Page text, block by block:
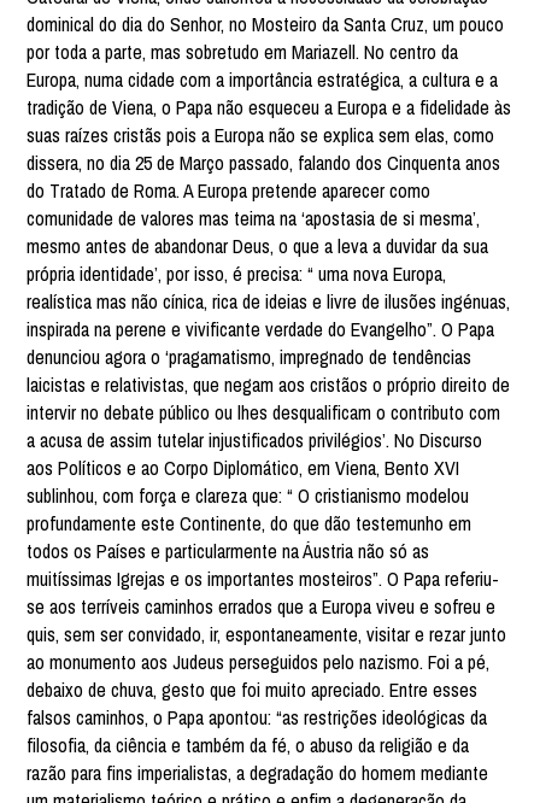
dominical do dia do Senhor, no Mosteiro da Santa Cruz, um pouco
por toda a parte, mas sobretudo em Mariazell. No centro da
Europa, numa cidade com a importância estratégica, a cultura e a
tradição de Viena, o Papa não esqueceu a Europa e a fidelidade às
suas raízes cristãs pois a Europa não se explica sem elas, como
dissera, no dia 25 de Março passado, falando dos Cinquenta anos
do Tratado de Roma. A Europa pretende aparecer como
comunidade de valores mas teima na ‘apostasia de si mesma’,
mesmo antes de abandonar Deus, o que a leva a duvidar da sua
própria identidade’, por isso, é precisa: “ uma nova Europa,
realística mas não cínica, rica de ideias e livre de ilusões ingénuas,
inspirada na perene e vivificante verdade do Evangelho”. O Papa
denunciou agora o ‘pragamatismo, impregnado de tendências
laicistas e relativistas, que negam aos cristãos o próprio direito de
intervir no debate público ou lhes desqualificam o contributo com
a acusa de assim tutelar injustificados privilégios’. No Discurso
aos Políticos e ao Corpo Diplomático, em Viena, Bento XVI
sublinhou, com força e clareza que: “ O cristianismo modelou
profundamente este Continente, do que dão testemunho em
todos os Países e particularmente na Áustria não só as
muitíssimas Igrejas e os importantes mosteiros”. O Papa referiu-
se aos terríveis caminhos errados que a Europa viveu e sofreu e
quis, sem ser convidado, ir, espontaneamente, visitar e rezar junto
ao monumento aos Judeus perseguidos pelo nazismo. Foi a pé,
debaixo de chuva, gesto que foi muito apreciado. Entre esses
falsos caminhos, o Papa apontou: “as restrições ideológicas da
filosofia, da ciência e também da fé, o abuso da religião e da
razão para fins imperialistas, a degradação do homem mediante